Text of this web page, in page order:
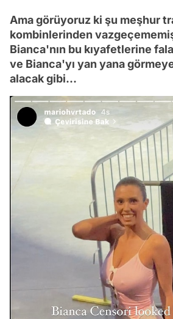
Ama görüyoruz ki şu meşhur
kombinlerinden
Bianca'nın bu kıyafetlerine
ve Bianca'yı yan yana
alacak gibi...